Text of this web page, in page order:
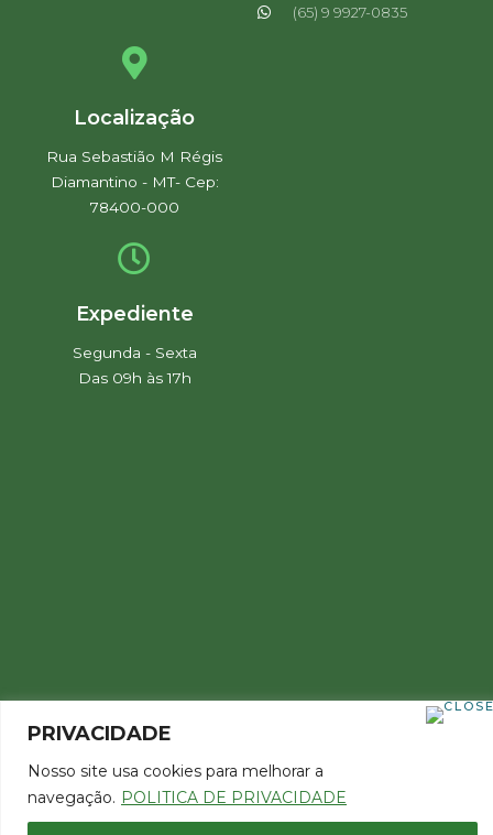
PRIVACIDADE
Nosso site usa cookies para melhorar a
navegação. POLITICA DE PRIVACIDADE
(65) 9 9927-0835
Localização
Rua Sebastião M Régis
Diamantino - MT- Cep:
78400-000
Expediente
Segunda - Sexta
Das 09h às 17h
Copyright 2022 © Todos os direitos reservados